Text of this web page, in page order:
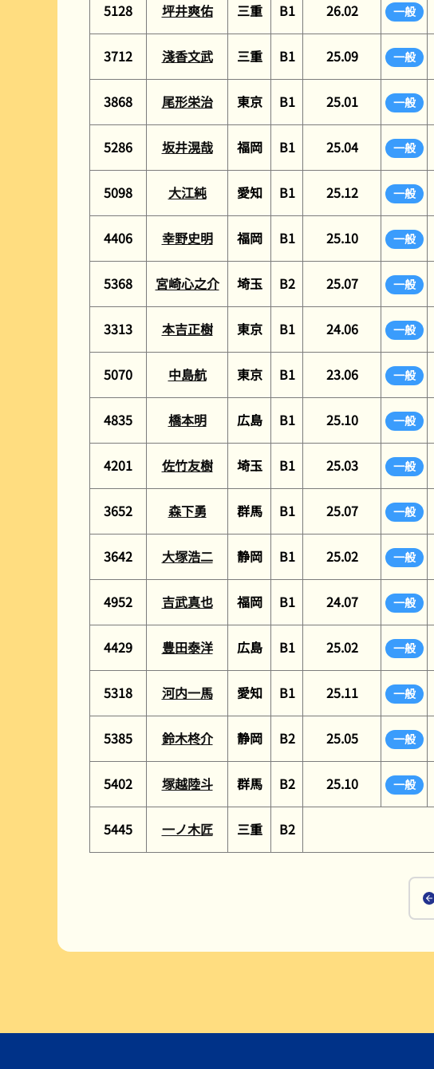
5128 坪井爽佑 三重 B1 26.02 一般
3712 淺香文武 三重 B1 25.09 一般
3868 尾形栄治 東京 B1 25.01 一般
5286 坂井滉哉 福岡 B1 25.04 一般
5098 大江純 愛知 B1 25.12 一般
4406 幸野史明 福岡 B1 25.10 一般
5368 宮崎心之介 埼玉 B2 25.07 一般
3313 本吉正樹 東京 B1 24.06 一般
5070 中島航 東京 B1 23.06 一般
4835 橋本明 広島 B1 25.10 一般
4201 佐竹友樹 埼玉 B1 25.03 一般
3652 森下勇 群馬 B1 25.07 一般
3642 大塚浩二 静岡 B1 25.02 一般
4952 吉武真也 福岡 B1 24.07 一般
4429 豊田泰洋 広島 B1 25.02 一般
5318 河内一馬 愛知 B1 25.11 一般
5385 鈴木柊介 静岡 B2 25.05 一般
5402 塚越陸斗 群馬 B2 25.10 一般
5445 一ノ木匠 三重 B2